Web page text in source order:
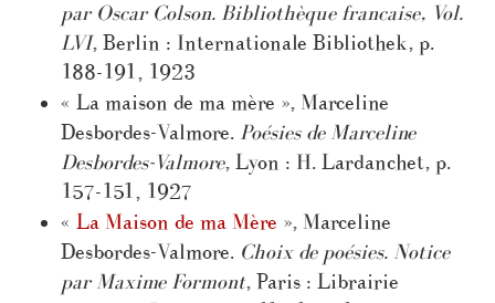
par Oscar Colson. Bibliothèque francaise, Vol.
LVI, Berlin : Internationale Bibliothek, p.
188-191, 1923
« La maison de ma mère », Marceline
Desbordes-Valmore. Poésies de Marceline
Desbordes-Valmore, Lyon : H. Lardanchet, p.
157-151, 1927
« La Maison de ma Mère », Marceline
Desbordes-Valmore. Choix de poésies. Notice
par Maxime Formont, Paris : Librairie